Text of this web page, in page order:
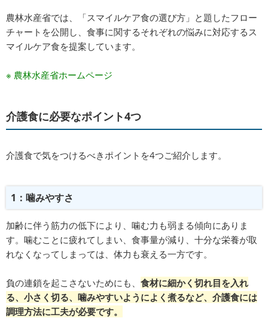
農林水産省では、「スマイルケア食の選び方」と題したフロー
チャートを公開し、食事に関するそれぞれの悩みに対応するス
マイルケア食を提案しています。
※ 農林水産省ホームページ
介護食に必要なポイント4つ
介護食で気をつけるべきポイントを4つご紹介します。
1：噛みやすさ
加齢に伴う筋力の低下により、噛む力も弱まる傾向にありま
す。噛むことに疲れてしまい、食事量が減り、十分な栄養が取
れなくなってしまっては、体力も衰える一方です。
負の連鎖を起こさないためにも、 食材に細かく切れ目を入れ
る、小さく切る、噛みやすいようによく煮るなど、介護食には
調理方法に工夫が必要です。